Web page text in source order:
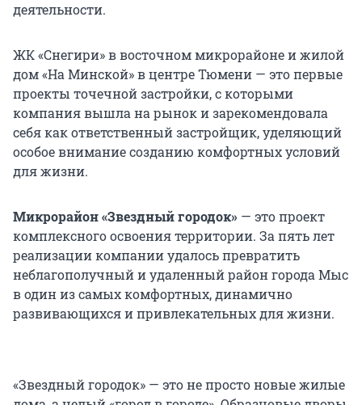
деятельности.
ЖК «Снегири» в восточном микрорайоне и жилой
дом «На Минской» в центре Тюмени — это первые
проекты точечной застройки, с которыми
компания вышла на рынок и зарекомендовала
себя как ответственный застройщик, уделяющий
особое внимание созданию комфортных условий
для жизни.
Микрорайон «Звездный городок» — это проект
комплексного освоения территории. За пять лет
реализации компании удалось превратить
неблагополучный и удаленный район города Мыс
в один из самых комфортных, динамично
развивающихся и привлекательных для жизни.
«Звездный городок» — это не просто новые жилые